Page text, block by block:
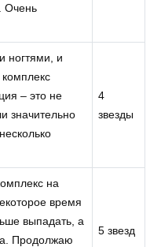
Очень
ногтями, и
– это не
значительно
4
звезды
на
время
выпадать, а
Продолжаю
5 звезд